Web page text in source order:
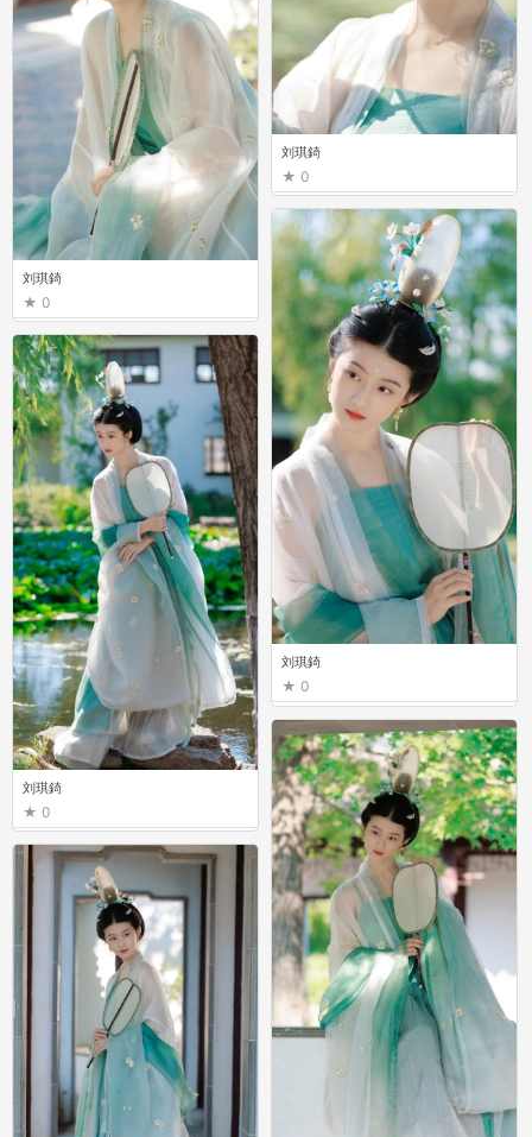
刘琪錡
0
刘琪錡
0
刘琪錡
0
刘琪錡
0